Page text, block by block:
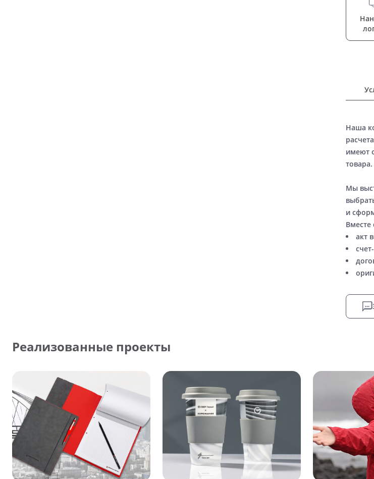
Наша
имеют
товара.
Мы
и
Вместе
акт
Реализованные проекты